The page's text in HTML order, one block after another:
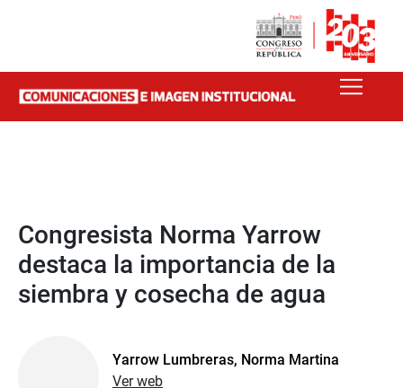
Congresista Norma Yarrow
destaca la importancia de la
siembra y cosecha de agua
Yarrow Lumbreras, Norma Martina
Ver web